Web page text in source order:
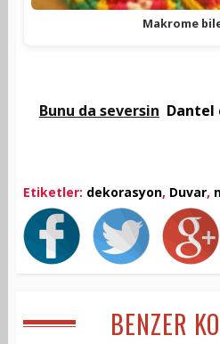
Makrome
Bunu da seversin Dantel
Etiketler: dekorasyon, Duvar,
BENZER